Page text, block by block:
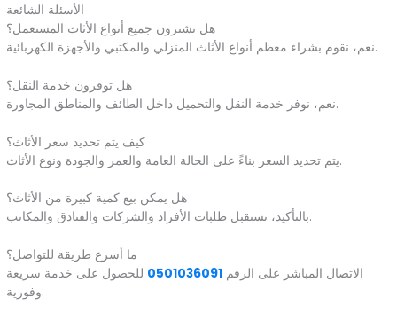
الأسئلة الشائعة
هل تشترون جميع أنواع الأثاث المستعمل؟
نعم، نقوم بشراء معظم أنواع الأثاث المنزلي والمكتبي والأجهزة الكهربائية.
هل توفرون خدمة النقل؟
نعم، نوفر خدمة النقل والتحميل داخل الطائف والمناطق المجاورة.
كيف يتم تحديد سعر الأثاث؟
يتم تحديد السعر بناءً على الحالة العامة والعمر والجودة ونوع الأثاث.
هل يمكن بيع كمية كبيرة من الأثاث؟
بالتأكيد، نستقبل طلبات الأفراد والشركات والفنادق والمكاتب.
ما أسرع طريقة للتواصل؟
الاتصال المباشر على الرقم 0501036091 للحصول على خدمة سريعة
وفورية.